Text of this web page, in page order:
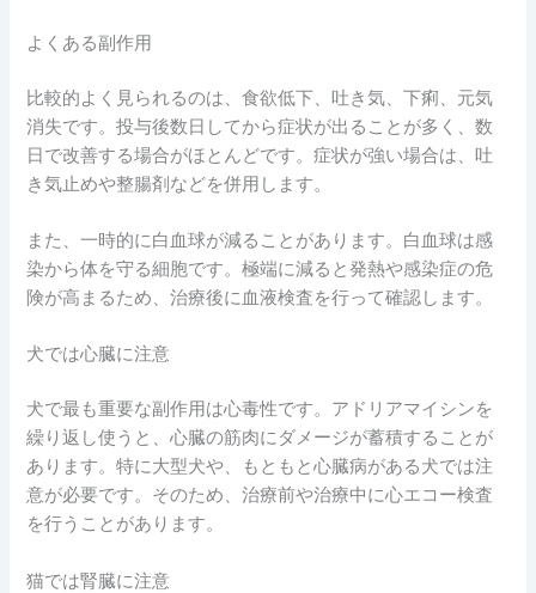
よくある副作用
比較的よく見られるのは、食欲低下、吐き気、下痢、元気
消失です。投与後数日してから症状が出ることが多く、数
日で改善する場合がほとんどです。症状が強い場合は、吐
き気止めや整腸剤などを併用します。
また、一時的に白血球が減ることがあります。白血球は感
染から体を守る細胞です。極端に減ると発熱や感染症の危
険が高まるため、治療後に血液検査を行って確認します。
犬では心臓に注意
犬で最も重要な副作用は心毒性です。アドリアマイシンを
繰り返し使うと、心臓の筋肉にダメージが蓄積することが
あります。特に大型犬や、もともと心臓病がある犬では注
意が必要です。そのため、治療前や治療中に心エコー検査
を行うことがあります。
猫では腎臓に注意